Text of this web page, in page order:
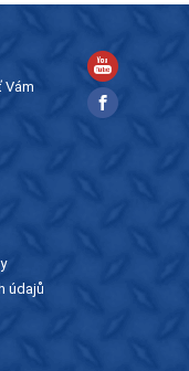
Vám
údajů